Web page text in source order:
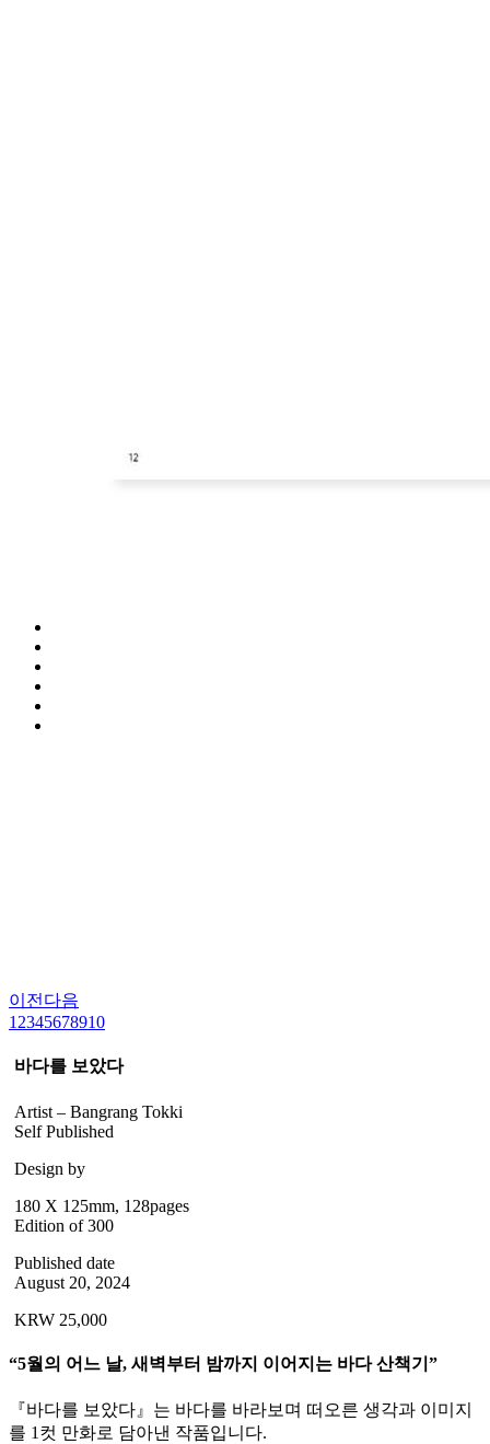
이전 다음
1 2345678910
바다를 보았다
Artist – Bangrang Tokki
Self Published
Design by
180 X 125mm, 128pages
Edition of 300
Published date
August 20, 2024
KRW 25,000
“5월의 어느 날, 새벽부터 밤까지 이어지는 바다 산책기”
『바다를 보았다』는 바다를 바라보며 떠오른 생각과 이미지
를 1컷 만화로 담아낸 작품입니다.